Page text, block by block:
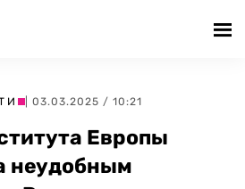
| 03.03.2025 / 10:21
Европы
неудобным